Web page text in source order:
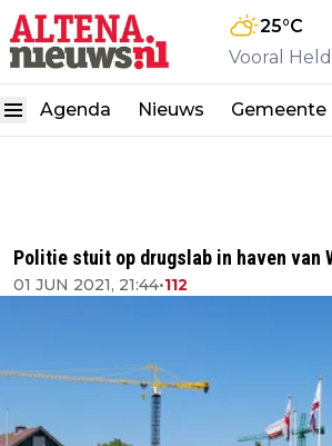
25°C
Vooral
Agenda Nieuws Gemeente
Politie stuit op drugslab in haven van
01 JUN 2021, 21:44•112